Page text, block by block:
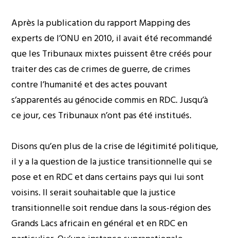
Après la publication du rapport Mapping des
experts de l’ONU en 2010, il avait été recommandé
que les Tribunaux mixtes puissent être créés pour
traiter des cas de crimes de guerre, de crimes
contre l’humanité et des actes pouvant
s’apparentés au génocide commis en RDC. Jusqu’à
ce jour, ces Tribunaux n’ont pas été institués.
Disons qu’en plus de la crise de légitimité politique,
il y a la question de la justice transitionnelle qui se
pose et en RDC et dans certains pays qui lui sont
voisins. Il serait souhaitable que la justice
transitionnelle soit rendue dans la sous-région des
Grands Lacs africain en général et en RDC en